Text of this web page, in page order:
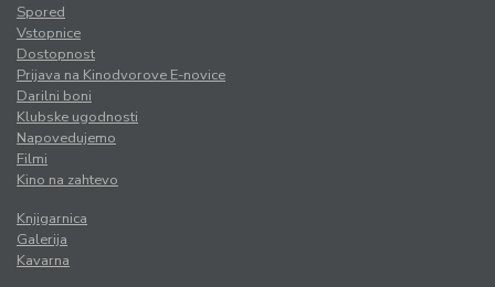
Spored
Vstopnice
Dostopnost
Prijava na Kinodvorove E-novice
Darilni boni
Klubske ugodnosti
Napovedujemo
Filmi
Kino na zahtevo
Knjigarnica
Galerija
Kavarna